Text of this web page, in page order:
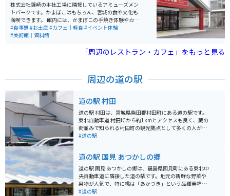
株式会社鐘崎の本社工場に隣接しているアミューズメン
トパークです。かまぼこはもちろん、宮城の食や文化も
満喫できます。 館内には、かまぼこの手焼き体験やカフ
ェ、ギフトショップ、カウンターでお酒と一緒にかまぼ
こを楽しめるお店もあります。予約制で工場見学も可能
七夕飾りを楽しむこともできます。
#食事処 #お土産#カフェ｜軽食#イベント体験
#美術館｜資料館
「周辺のレストラン・カフェ」をもっと見る
周辺の道の駅
道の駅 村田
道の駅 村田は、宮城県柴田郡村田町にある道の駅です。
東北自動車道 村田ICから約1kmとアクセスも良く、蔵の
街並みで知られる村田町の観光拠点として多くの人が訪
れます。 施設内には、地元の新鮮な農産物を販売する
ます。また、レストランでは、地元産の食材を使った蕎
麦やラーメンなどのメニューが楽しめます。 バイクで訪
れる場合、道の駅 村田には広い駐車場が完備されている
ので安心です。周辺には、蔵の街並みが残る村田町中心
部や、自然豊かな「蔵王町」など、ツーリングスポット
#道の駅
道の駅 国見 あつかしの郷
道の駅 国見 あつかしの郷は、福島県国見町にある東北中
央自動車道に隣接した道の駅です。地元の新鮮な野菜や
果物が人気で、特に桃は「あかつき」という品種発祥の
地としても知られています。 バイクで訪れる際は、広々
#道の駅